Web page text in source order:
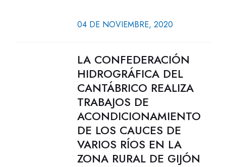
04 DE NOVIEMBRE, 2020
LA CONFEDERACIÓN
HIDROGRÁFICA DEL
CANTÁBRICO REALIZA
TRABAJOS DE
ACONDICIONAMIENTO
DE LOS CAUCES DE
VARIOS RÍOS EN LA
ZONA RURAL DE GIJÓN